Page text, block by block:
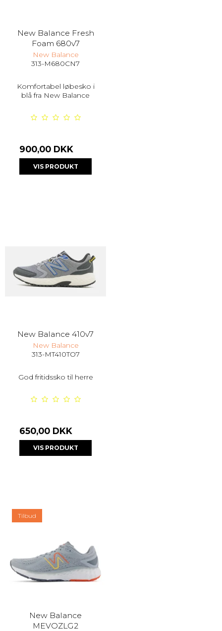
New Balance Fresh
Foam 680v7
New Balance
313-M680CN7
Komfortabel løbesko i
blå fra New Balance
900,00 DKK
VIS PRODUKT
New Balance 410v7
New Balance
313-MT410TO7
God fritidssko til herre
650,00 DKK
VIS PRODUKT
Tilbud
New Balance
MEVOZLG2